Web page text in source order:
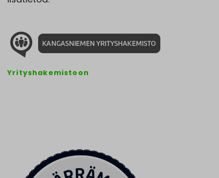
Yrityshakemistoon